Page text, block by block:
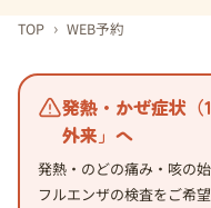
TOP › WEB予約
発熱・かぜ症状
外来」へ
発熱・のどの痛み・咳の
フルエンザの検査をご希